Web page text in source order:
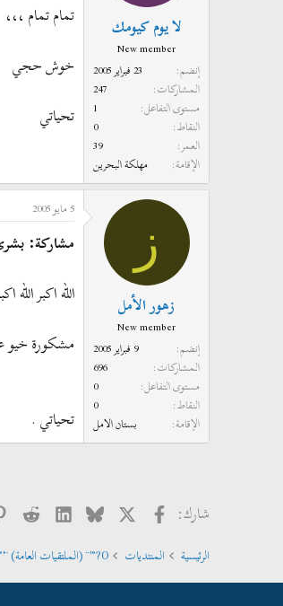
لا يوم كيومك
New member
إنضم
23 فبراير 2005
المشاركات
247
مستوى التفاعل
1
النقاط
0
العمر
39
الإقامة
مهلكة البحرين
تمام تمام ،،،
خوش حجي
تحياتي
ز
زهور الأمل
New member
إنضم
9 فبراير 2005
المشاركات
696
مستوى التفاعل
0
النقاط
0
الإقامة
بستان الامل
5 مايو 2005
مشاركة:
الله اكبر الله
مشكورة خيو
تحياتي .
شارك: فيسبوك Bluesky
LinkedIn
الرئيسية المنتديات O?°'¨ (الملتقيات العامة) ¨'°?O